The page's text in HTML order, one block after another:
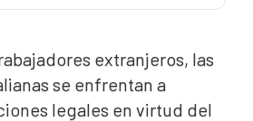
del registro y la notificación
una infracción de patrocinio
extranjeros, las
se enfrentan a
legales en virtud del